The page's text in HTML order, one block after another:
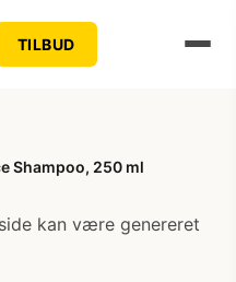
TILBUD
Shampoo, 250 ml
kan være genereret